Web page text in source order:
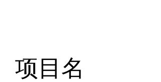
项目名